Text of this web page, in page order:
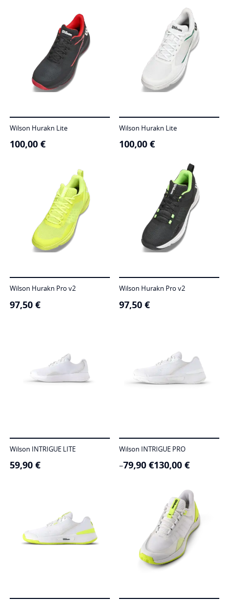
Wilson Hurakn Lite
100,00 €
Wilson Hurakn Lite
100,00 €
Wilson Hurakn Pro v2
97,50 €
Wilson Hurakn Pro v2
97,50 €
Wilson INTRIGUE LITE
59,90 €
Wilson INTRIGUE PRO
79,90 €
– 130,00 €
Price
range: